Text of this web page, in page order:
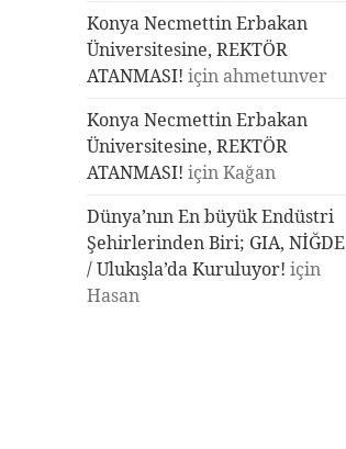
Konya Necmettin Erbakan
Üniversitesine, REKTÖR
ATANMASI! için ahmetunver
Konya Necmettin Erbakan
Üniversitesine, REKTÖR
ATANMASI! içinKağan
Dünya’nın En büyük Endüstri
Şehirlerinden Biri; GIA, NİĞDE
/ Ulukışla’da Kuruluyor! için
Hasan